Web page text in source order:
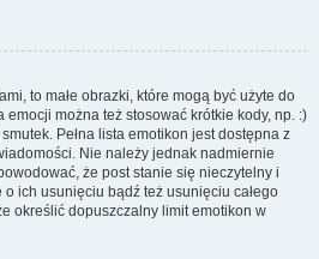
to małe obrazki, które mogą być użyte do
można też stosować krótkie kody, np. :)
Pełna lista emotikon jest dostępna z
Nie należy jednak nadmiernie
że post stanie się nieczytelny i
ich usunięciu bądź też usunięciu całego
określić dopuszczalny limit emotikon w